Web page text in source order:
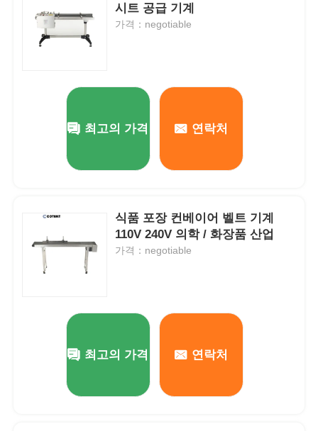
시트 공급 기계
가격：negotiable
최고의 가격 연락처
식품 포장 컨베이어 벨트 기계
110V 240V 의학 / 화장품 산업
가격：negotiable
최고의 가격 연락처